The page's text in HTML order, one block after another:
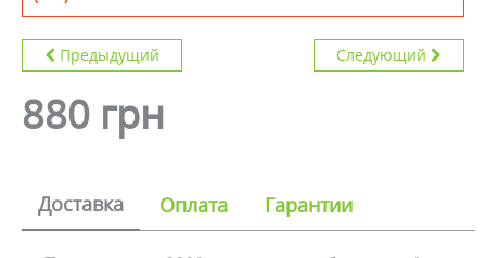
Предыдущий Следующий
880 грн
Доставка Оплата Гарантии